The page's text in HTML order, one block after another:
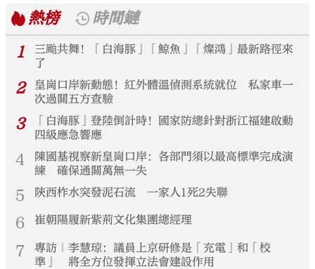
熱榜
時間鏈
1
三颱共舞！「白海豚」「鯨魚」「燦鴻」最新路徑來
了
2
皇崗口岸新動態！紅外體溫偵測系統就位 私家車一
次過關五方查驗
3
「白海豚」登陸倒計時！國家防總針對浙江福建啟動
四級應急響應
4
陳國基視察新皇崗口岸：各部門須以最高標準完成演
練 確保通關萬無一失
5 陝西柞水突發泥石流 一家人1死2失聯
6 崔朝陽履新紫荊文化集團總經理
7
專訪｜李慧琼：議員上京研修是「充電」和「校
準」 將全方位發揮立法會建設作用